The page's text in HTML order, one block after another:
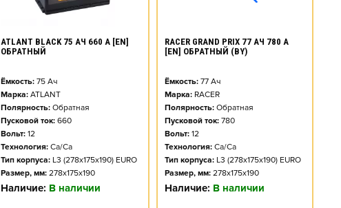
ATLANT BLACK 75 АЧ 660 А [EN]
ОБРАТНЫЙ
Ёмкость: 75Ач
Марка: ATLANT
Полярность: Обратная
Пусковой ток: 660
Вольт: 12
Технология: Ca/Ca
Тип корпуса: L3 (278x175x190) EURO
Размер, мм: 278x175x190
Наличие: В наличии
RACER GRAND PRIX 77 АЧ 780 А
[EN] ОБРАТНЫЙ (BY)
Ёмкость: 77Ач
Марка: RACER
Полярность: Обратная
Пусковой ток: 780
Вольт: 12
Технология: Ca/Ca
Тип корпуса: L3 (278x175x190) EURO
Размер, мм: 278x175x190
Наличие: В наличии